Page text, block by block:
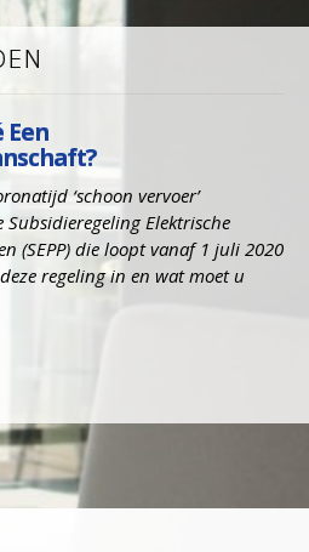
Een
‘schoon vervoer’
Elektrische
(SEPP) die loopt vanaf 1 juli 2020
regeling in en wat moet u